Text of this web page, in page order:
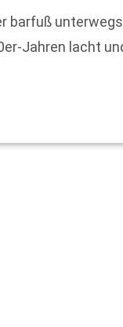
barfuß
Jahren lacht